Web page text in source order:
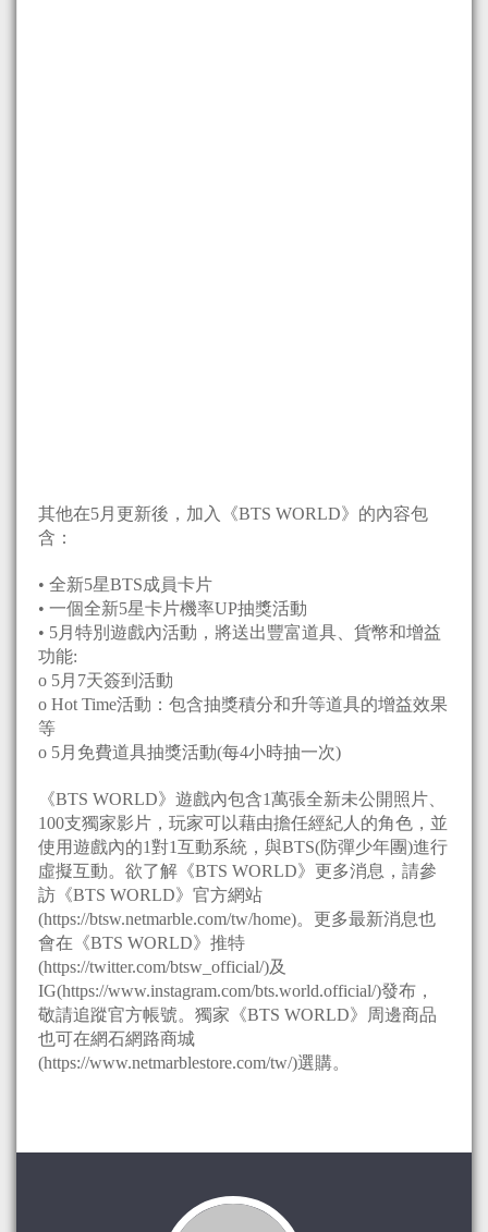
其他在5月更新後，加入《BTS WORLD》的內容包
含：
• 全新5星BTS成員卡片
• 一個全新5星卡片機率UP抽獎活動
• 5月特別遊戲內活動，將送出豐富道具、貨幣和增益
功能:
o 5月7天簽到活動
o Hot Time活動：包含抽獎積分和升等道具的增益效果
等
o 5月免費道具抽獎活動(每4小時抽一次)
《BTS WORLD》遊戲內包含1萬張全新未公開照片、
100支獨家影片，玩家可以藉由擔任經紀人的角色，並
使用遊戲內的1對1互動系統，與BTS(防彈少年團)進行
虛擬互動。欲了解《BTS WORLD》更多消息，請參
訪《BTS WORLD》官方網站
(https://btsw.netmarble.com/tw/home)。更多最新消息也
會在《BTS WORLD》推特
(https://twitter.com/btsw_official/)及
IG(https://www.instagram.com/bts.world.official/)發布，
敬請追蹤官方帳號。獨家《BTS WORLD》周邊商品
也可在網石網路商城
(https://www.netmarblestore.com/tw/)選購。